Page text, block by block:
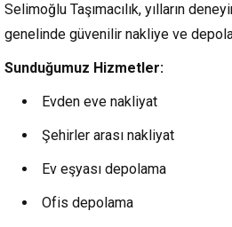
Selimoğlu Taşımacılık, yılların
genelinde güvenilir nakliye ve
Sunduğumuz Hizmetler:
Evden eve nakliyat
Şehirler arası nakliyat
Ev eşyası depolama
Ofis depolama